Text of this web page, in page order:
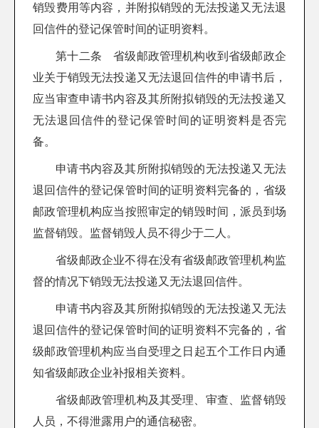
销毁费用等内容，并附拟销毁的无法投递又无法退
回信件的登记保管时间的证明资料。
第十二条 省级邮政管理机构收到省级邮政企
业关于销毁无法投递又无法退回信件的申请书后，
应当审查申请书内容及其所附拟销毁的无法投递又
无法退回信件的登记保管时间的证明资料是否完
备。
申请书内容及其所附拟销毁的无法投递又无法
退回信件的登记保管时间的证明资料完备的，省级
邮政管理机构应当按照审定的销毁时间，派员到场
监督销毁。监督销毁人员不得少于二人。
省级邮政企业不得在没有省级邮政管理机构监
督的情况下销毁无法投递又无法退回信件。
申请书内容及其所附拟销毁的无法投递又无法
退回信件的登记保管时间的证明资料不完备的，省
级邮政管理机构应当自受理之日起五个工作日内通
知省级邮政企业补报相关资料。
省级邮政管理机构及其受理、审查、监督销毁
人员，不得泄露用户的通信秘密。